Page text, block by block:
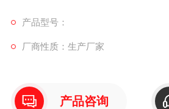
VM-82A值得期待，据说添加了很多
产品型号：
厂商性质：生产厂家
产品咨询